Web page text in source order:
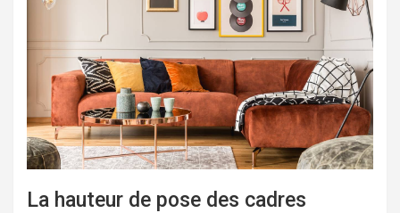
La hauteur de pose des cadres